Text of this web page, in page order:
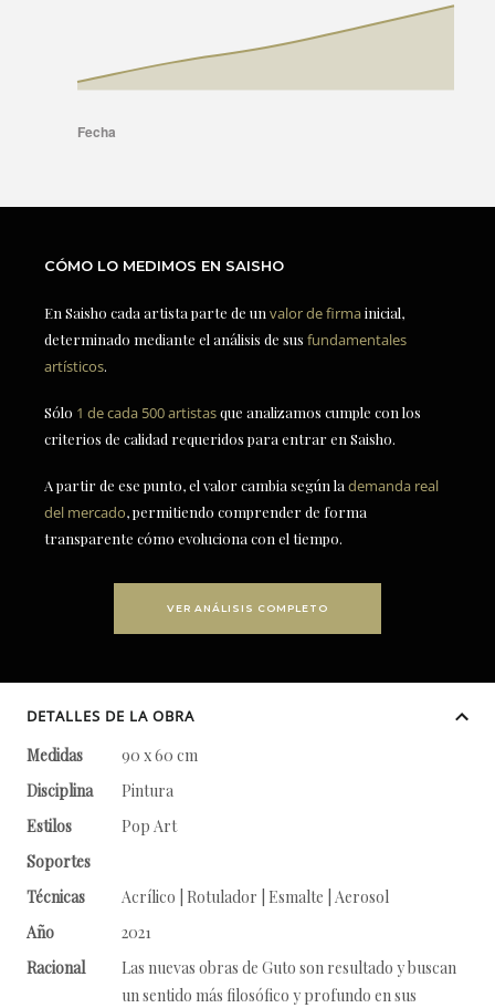
CÓMO LO MEDIMOS EN SAISHO
En Saisho cada artista parte de un valor de firmainicial,
determinado mediante el análisis de sus fundamentales
artísticos.
Sólo 1 de cada 500 artistasque analizamos cumple con los
criterios de calidad requeridos para entrar en Saisho.
A partir de ese punto, el valor cambia según la demanda real
del mercado, permitiendo comprender de forma
transparente cómo evoluciona con el tiempo.
VER ANÁLISIS COMPLETO
DETALLES DE LA OBRA
Medidas
90 x 60 cm
Disciplina
Pintura
Estilos
Pop Art
Soportes
Técnicas
Acrílico | Rotulador | Esmalte | Aerosol
Año
2021
Racional
Las nuevas obras de Guto son resultado y buscan
un sentido más filosófico y profundo en sus